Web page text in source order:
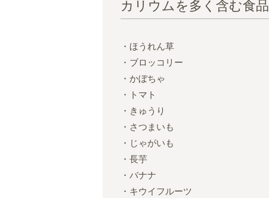
カリウムを多く含む食品
・ほうれん草
・ブロッコリー
・かぼちゃ
・トマト
・きゅうり
・さつまいも
・じゃがいも
・長芋
・バナナ
・キウイフルーツ